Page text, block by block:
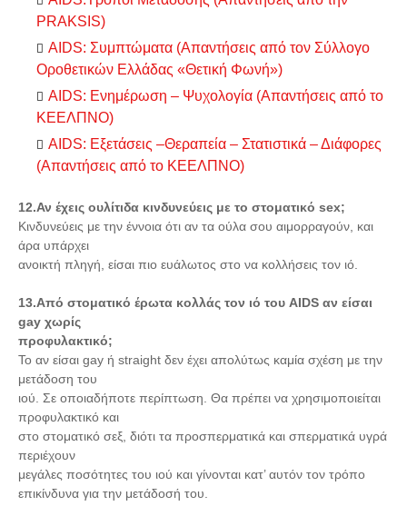
PRAKSIS)
AIDS: Συμπτώματα (Απαντήσεις από τον Σύλλογο
Οροθετικών Ελλάδας «Θετική Φωνή»)
AIDS: Ενημέρωση – Ψυχολογία (Απαντήσεις από το
ΚΕΕΛΠΝΟ)
AIDS: Εξετάσεις –Θεραπεία – Στατιστικά – Διάφορες
(Απαντήσεις από το ΚΕΕΛΠΝΟ)
12.Αν έχεις ουλίτιδα κινδυνεύεις με το στοματικό sex;
Κινδυνεύεις με την έννοια ότι αν τα ούλα σου αιμορραγούν, και
άρα υπάρχει
ανοικτή πληγή, είσαι πιο ευάλωτος στο να κολλήσεις τον ιό.
13.Από στοματικό έρωτα κολλάς τον ιό του AIDS αν είσαι
gay χωρίς
προφυλακτικό;
Το αν είσαι gay ή straight δεν έχει απολύτως καμία σχέση με την
μετάδοση του
ιού. Σε οποιαδήποτε περίπτωση. Θα πρέπει να χρησιμοποιείται
προφυλακτικό και
στο στοματικό σεξ, διότι τα προσπερματικά και σπερματικά υγρά
περιέχουν
μεγάλες ποσότητες του ιού και γίνονται κατ’ αυτόν τον τρόπο
επικίνδυνα για την μετάδοσή του.